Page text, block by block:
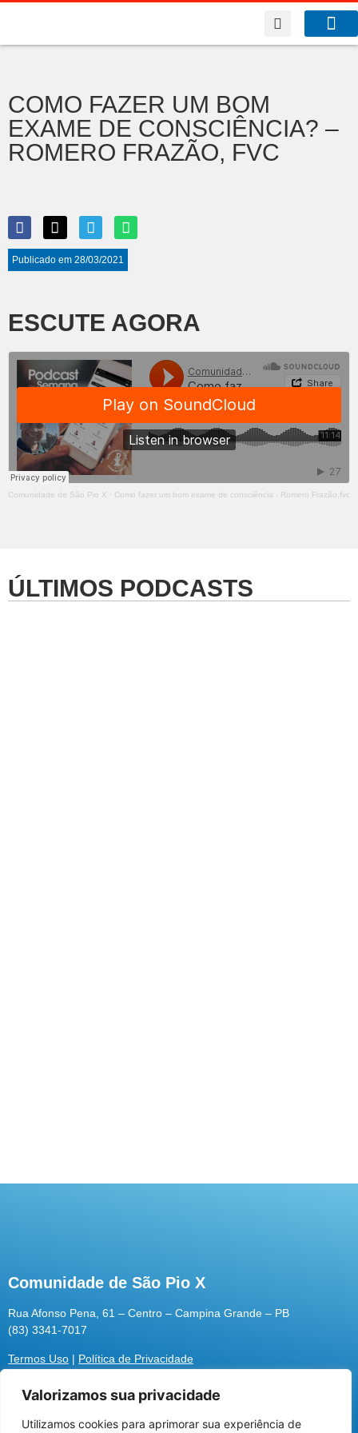
Utilizamos cookies para oferecer melhor
Valorizamos sua privacidade
Utilizamos cookies para aprimorar sua experiência de
COMO FAZER UM BOM
EXAME DE CONSCIÊNCIA? –
ROMERO FRAZÃO, FVC
Publicado em 28/03/2021
ESCUTE AGORA
Comunidade de São Pio X · Como fazer um bom exame de consciência - Romero Frazão,fvc
ÚLTIMOS PODCASTS
Comunidade de São Pio X
Rua Afonso Pena, 61 – Centro – Campina Grande – PB
(83) 3341-7017
Termos Uso | Política de Privacidade